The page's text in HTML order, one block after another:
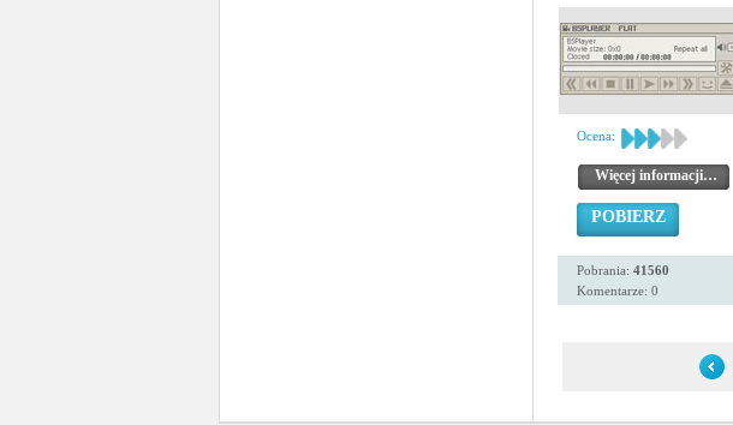
Ocena:
Więcej informacji…
POBIERZ
Pobrania: 41560
Komentarze: 0